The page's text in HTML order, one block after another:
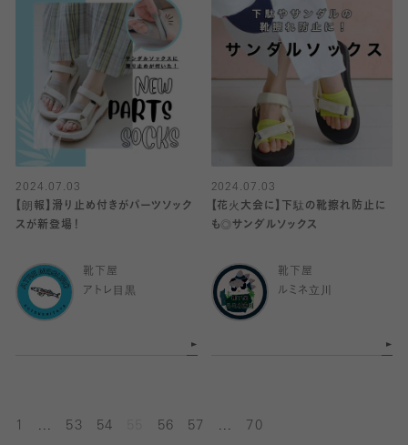
2024.07.03
【朗報】滑り止め付きがパーツソック
スが新登場！
靴下屋
アトレ目黒
2024.07.03
【花火大会に】下駄の靴擦れ防止に
も◎サンダルソックス
靴下屋
ルミネ立川
53 54 56 57 70